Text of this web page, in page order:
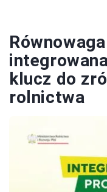
klucz do
rolnictwa